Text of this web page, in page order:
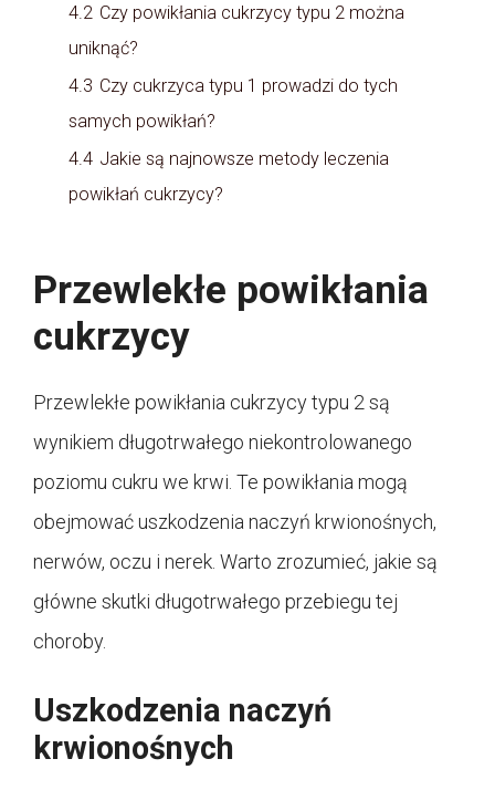
4.2 Czy powikłania cukrzycy typu 2 można
uniknąć?
4.3 Czy cukrzyca typu 1 prowadzi do tych
samych powikłań?
4.4 Jakie są najnowsze metody leczenia
powikłań cukrzycy?
Przewlekłe powikłania
cukrzycy
Przewlekłe powikłania cukrzycy typu 2 są
wynikiem długotrwałego niekontrolowanego
poziomu cukru we krwi. Te powikłania mogą
obejmować uszkodzenia naczyń krwionośnych,
nerwów, oczu i nerek. Warto zrozumieć, jakie są
główne skutki długotrwałego przebiegu tej
choroby.
Uszkodzenia naczyń
krwionośnych